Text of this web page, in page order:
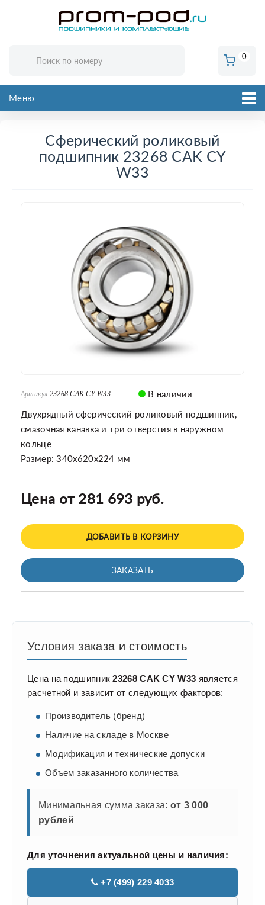
0
Меню
Сферический роликовый
подшипник 23268 CAK CY
W33
Артикул 23268 CAK CY W33
В наличии
Двухрядный сферический роликовый подшипник,
смазочная канавка и три отверстия в наружном
кольце
Размер: 340x620x224 мм
Цена от 281 693 руб.
ДОБАВИТЬ В КОРЗИНУ
ЗАКАЗАТЬ
Условия заказа и стоимость
Цена на подшипник23268 CAK CY W33 является
расчетной и зависит от следующих факторов:
Производитель (бренд)
Наличие на складе в Москве
Модификация и технические допуски
Объем заказанного количества
Минимальная сумма заказа: от 3 000
рублей
Для уточнения актуальной цены и наличия:
+7 (499) 229 4033